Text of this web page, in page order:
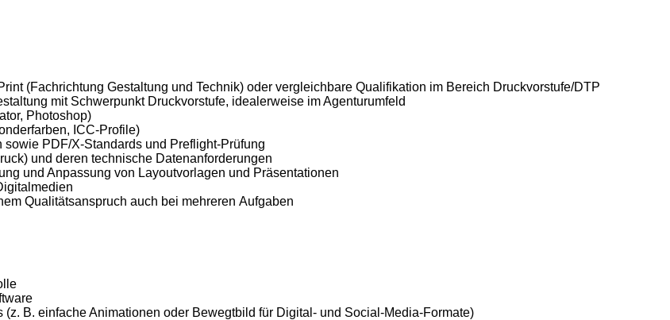
(Fachrichtung Gestaltung und Technik) oder vergleichbare Qualifikation im Bereich Druckvorstufe/DTP
mit Schwerpunkt Druckvorstufe, idealerweise im Agenturumfeld
Photoshop)
ICC-Profile)
PDF/X-Standards und Preflight-Prüfung
und deren technische Datenanforderungen
und Anpassung von Layoutvorlagen und Präsentationen
Qualitätsanspruch auch bei mehreren Aufgaben
B. einfache Animationen oder Bewegtbild für Digital- und Social-Media-Formate)